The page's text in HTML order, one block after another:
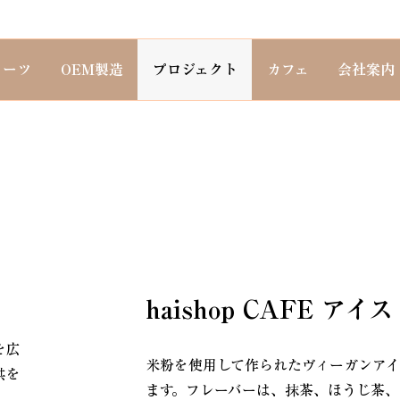
ツ OEM製造 プロジェクト カフェ 会社案内
広
を
haishop CAFE アイス
米粉を使用して作られたヴィーガンア
ます。フレーバーは、抹茶、ほうじ茶